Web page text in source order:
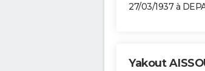
27/03/1937 à
Yakout